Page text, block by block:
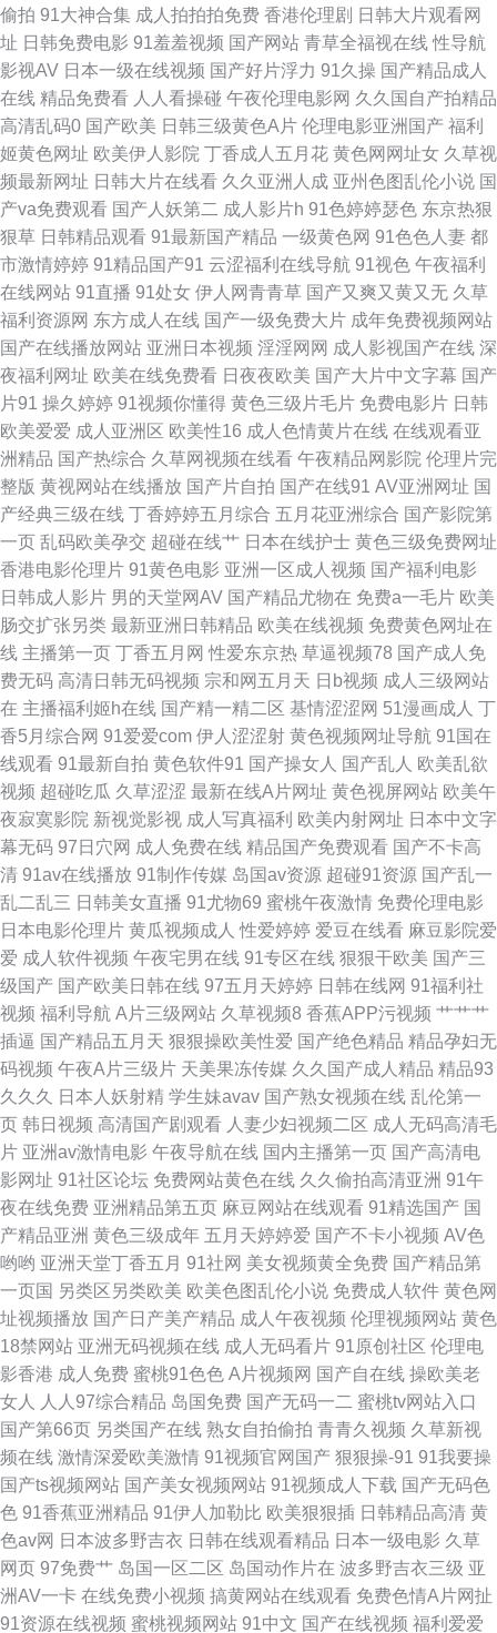
看 亚洲偷牌自拍 深夜电影院福利深a 日本黑料精品天堂0 日本理论 无码高清
韩日不卡一区 先锋影音女同 亚洲激喷 亚洲小说网 深夜成人福利 欧美一二三
欧美久久青青草 久草福利资源 国产热婷婷 成人深夜 久久影院视频 女人心AV
网站 欧美淫乱一区二区 日韩精品视频播放成人 欧美日韩另类国产中文 狼人
欧美性爱 海角社区熟女 高清打炮视频 91TV首页 91麻豆天美传媒在线 91豆
花影院 草莓福利导航 不卡av网 AV日韩另类 国产av深夜福利 超碰人人草尻
屁 成人网站在线看 九九午夜成人剧场 欧美性爱网址 日韩网址入口 欧美日韩
成人国产 日本丁香五月 色久悠悠官方 青青草一起艹 欧美日韩国产中文另类
91V在线 91另类色图 91视频99视频 91黄色视频清高 91n在线网页免费 亚洲
网站黄 91shiping在线 91Ncom黄 亚洲黄色在线视频 91猫先生81部合集 91
在线公开视频 91色综合 91黄色仓库 av首页在线 91熊猫在线 国产精品日本
免费 桃色影院 少妇精品一区二区三区 91免费看视频 91熊猫传媒成人 成人涩
在线 wwwsesecom 91足交网 九九青青草国内 先锋影音一本道 91自产精品
国 色香蕉欧美导航 麻豆久久一二三区 91桃色国产探花 无码一一二一 91视频
福利 久荜中文字摹 先锋音影 超碰91资源网站 日韩黑丝伊人久久 91福利视频
17 欧美性交A∨ 91偷拍网海角社区 欧美AA 91豆花网页电脑版 欧美久久噜噜
射 成人夜视频久久 肏屄视频看看 91传媒官网在线观看 91高清图片在线观看
视频 污导航福利 东方AV在线国内自拍 亚欧AV 国产第二页 91色色影院 日韩
有骂码中文字幕 成人午夜福利视频 a级午夜片 亚洲一本在线 日韩无码久久人
妻观看 91午夜福利丝袜视频 欧美色中色色中色 91色蝌蚪 色婷婷激情 www
国产精品黑料 欧美综合在线黄 91色涩 久久日视频资源站 91看片淫黄 毛片亚
洲天堂久久 91午夜福利在线观看 色先锋av资源站 97在线观看免费视屏 日韩
欧美影音婷婷 欧日美天堂 92视频92自拍 97页国产精品 福利av导航亚洲 午
夜蜜桃888 99视频总站 91av91se刺激 91艹逼视频软件 91n女处 91n国产黑
丝
偷拍 91大神合集 成人拍拍拍免费 香港伦理剧 日韩大片观看网
址 日韩免费电影 91羞羞视频 国产网站 青草全福视在线 性导航
影视AV 日本一级在线视频 国产好片浮力 91久操 国产精品成人
在线 精品免费看 人人看操碰 午夜伦理电影网 久久国自产拍精品
高清乱码0 国产欧美 日韩三级黄色A片 伦理电影亚洲国产 福利
姬黄色网址 欧美伊人影院 丁香成人五月花 黄色网网址女 久草视
频最新网址 日韩大片在线看 久久亚洲人成 亚州色图乱伦小说 国
产va免费观看 国产人妖第二 成人影片h 91色婷婷瑟色 东京热狠
狠草 日韩精品观看 91最新国产精品 一级黄色网 91色色人妻 都
市激情婷婷 91精品国产91 云涩福利在线导航 91视色 午夜福利
在线网站 91直播 91处女 伊人网青青草 国产又爽又黄又无 久草
福利资源网 东方成人在线 国产一级免费大片 成年免费视频网站
国产在线播放网站 亚洲日本视频 淫淫网网 成人影视国产在线 深
夜福利网址 欧美在线免费看 日夜夜欧美 国产大片中文字幕 国产
片91 操久婷婷 91视频你懂得 黄色三级片毛片 免费电影片 日韩
欧美爱爱 成人亚洲区 欧美性16 成人色情黄片在线 在线观看亚
洲精品 国产热综合 久草网视频在线看 午夜精品网影院 伦理片完
整版 黄视网站在线播放 国产片自拍 国产在线91 AV亚洲网址 国
产经典三级在线 丁香婷婷五月综合 五月花亚洲综合 国产影院第
一页 乱码欧美孕交 超碰在线艹 日本在线护士 黄色三级免费网址
香港电影伦理片 91黄色电影 亚洲一区成人视频 国产福利电影
日韩成人影片 男的天堂网AV 国产精品尤物在 免费a一毛片 欧美
肠交扩张另类 最新亚洲日韩精品 欧美在线视频 免费黄色网址在
线 主播第一页 丁香五月网 性爱东京热 草逼视频78 国产成人免
费无码 高清日韩无码视频 宗和网五月天 日b视频 成人三级网站
在 主播福利姬h在线 国产精一精二区 基情涩涩网 51漫画成人 丁
香5月综合网 91爱爱com 伊人涩涩射 黄色视频网址导航 91国在
线观看 91最新自拍 黄色软件91 国产操女人 国产乱人 欧美乱欲
视频 超碰吃瓜 久草涩涩 最新在线A片网址 黄色视屏网站 欧美午
夜寂寞影院 新视觉影视 成人写真福利 欧美内射网址 日本中文字
幕无码 97日穴网 成人免费在线 精品国产免费观看 国产不卡高
清 91av在线播放 91制作传媒 岛国av资源 超碰91资源 国产乱一
乱二乱三 日韩美女直播 91尤物69 蜜桃午夜激情 免费伦理电影
日本电影伦理片 黄瓜视频成人 性爱婷婷 爱豆在线看 麻豆影院爱
爱 成人软件视频 午夜宅男在线 91专区在线 狠狠干欧美 国产三
级国产 国产欧美日韩在线 97五月天婷婷 日韩在线网 91福利社
视频 福利导航 A片三级网站 久草视频8 香蕉APP污视频 艹艹艹
插逼 国产精品五月天 狠狠操欧美性爱 国产绝色精品 精品孕妇无
码视频 午夜A片三级片 天美果冻传媒 久久国产成人精品 精品93
久久久
日本人妖射精 学生妹avav 国产熟女视频在线 乱伦第一
页 韩日视频 高清国产剧观看 人妻少妇视频二区 成人无码高清毛
片 亚洲av激情电影 午夜导航在线 国内主播第一页 国产高清电
影网址 91社区论坛 免费网站黄色在线 久久偷拍高清亚洲 91午
夜在线免费 亚洲精品第五页 麻豆网站在线观看 91精选国产 国
产精品亚洲 黄色三级成年 五月天婷婷爱 国产不卡小视频 AV色
哟哟 亚洲天堂丁香五月 91社网 美女视频黄全免费 国产精品第
一页国 另类区另类欧美 欧美色图乱伦小说 免费成人软件 黄色网
址视频播放 国产日产美产精品 成人午夜视频 伦理视频网站 黄色
18禁网站 亚洲无码视频在线 成人无码看片 91原创社区 伦理电
影香港 成人免费 蜜桃91色色 A片视频网 国产自在线 操欧美老
女人
人人97综合精品 岛国免费 国产无码一二 蜜桃tv网站入口
国产第66页 另类国产在线 熟女自拍偷拍 青青久视频 久草新视
频在线 激情深爱欧美激情 91视频官网国产 狠狠操-91 91我要操
国产ts视频网站 国产美女视频网站 91视频成人下载 国产无码色
色 91香蕉亚洲精品 91伊人加勒比 欧美狠狠插 日韩精品高清 黄
色av网 日本波多野吉衣 日韩在线观看精品 日本一级电影 久草
网页 97免费艹 岛国一区二区 岛国动作片在 波多野吉衣三级 亚
洲AV一卡 在线免费小视频 搞黄网站在线观看 免费色情A片网扯
91资源在线视频 蜜桃视频网站 91中文 国产在线视频 福利爱爱